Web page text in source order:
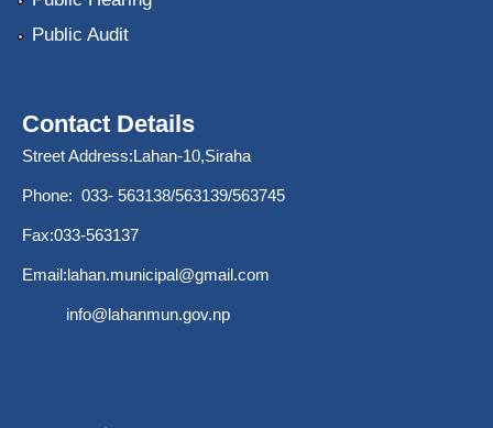
Public Audit
Contact Details
Street Address:Lahan-10,Siraha
Phone: 033- 563138/563139/563745
Fax:033-563137
Email:lahan.municipal@gmail.com
info@lahanmun.gov.np